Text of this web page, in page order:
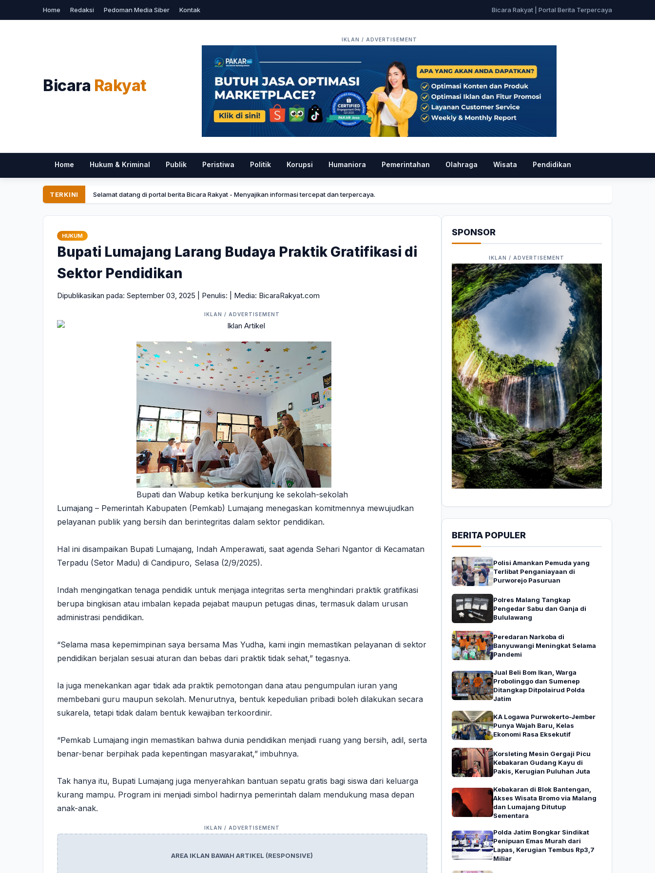
Home Redaksi Pedoman Media Siber Kontak Bicara Rakyat | Portal Berita Terpercaya
Bicara Rakyat
Home Hukum & Kriminal Publik Peristiwa Politik Korupsi Humaniora Pemerintahan Olahraga Wisata Pendidikan
TERKINI Selamat datang di portal berita Bicara Rakyat - Menyajikan informasi tercepat dan terpercaya.
HUKUM
Bupati Lumajang Larang Budaya Praktik Gratifikasi di
Sektor Pendidikan
Dipublikasikan pada: September 03, 2025 | Penulis: | Media: BicaraRakyat.com
Bupati dan Wabup ketika berkunjung ke sekolah-sekolah
Lumajang – Pemerintah Kabupaten (Pemkab) Lumajang menegaskan komitmennya mewujudkan
pelayanan publik yang bersih dan berintegritas dalam sektor pendidikan.
Hal ini disampaikan Bupati Lumajang, Indah Amperawati, saat agenda Sehari Ngantor di Kecamatan
Terpadu (Setor Madu) di Candipuro, Selasa (2/9/2025).
Indah mengingatkan tenaga pendidik untuk menjaga integritas serta menghindari praktik gratifikasi
berupa bingkisan atau imbalan kepada pejabat maupun petugas dinas, termasuk dalam urusan
administrasi pendidikan.
“Selama masa kepemimpinan saya bersama Mas Yudha, kami ingin memastikan pelayanan di sektor
pendidikan berjalan sesuai aturan dan bebas dari praktik tidak sehat,” tegasnya.
Ia juga menekankan agar tidak ada praktik pemotongan dana atau pengumpulan iuran yang
membebani guru maupun sekolah. Menurutnya, bentuk kepedulian pribadi boleh dilakukan secara
sukarela, tetapi tidak dalam bentuk kewajiban terkoordinir.
“Pemkab Lumajang ingin memastikan bahwa dunia pendidikan menjadi ruang yang bersih, adil, serta
benar-benar berpihak pada kepentingan masyarakat,” imbuhnya.
Tak hanya itu, Bupati Lumajang juga menyerahkan bantuan sepatu gratis bagi siswa dari keluarga
kurang mampu. Program ini menjadi simbol hadirnya pemerintah dalam mendukung masa depan
anak-anak.
AREA IKLAN BAWAH ARTIKEL (RESPONSIVE)
SPONSOR
BERITA POPULER
Polisi Amankan Pemuda yang
Terlibat Penganiayaan di
Purworejo Pasuruan
Polres Malang Tangkap
Pengedar Sabu dan Ganja di
Bululawang
Peredaran Narkoba di
Banyuwangi Meningkat Selama
Pandemi
Jual Beli Bom Ikan, Warga
Probolinggo dan Sumenep
Ditangkap Ditpolairud Polda
Jatim
KA Logawa Purwokerto-Jember
Punya Wajah Baru, Kelas
Ekonomi Rasa Eksekutif
Korsleting Mesin Gergaji Picu
Kebakaran Gudang Kayu di
Pakis, Kerugian Puluhan Juta
Kebakaran di Blok Bantengan,
Akses Wisata Bromo via Malang
dan Lumajang Ditutup
Sementara
Polda Jatim Bongkar Sindikat
Penipuan Emas Murah dari
Lapas, Kerugian Tembus Rp3,7
Miliar